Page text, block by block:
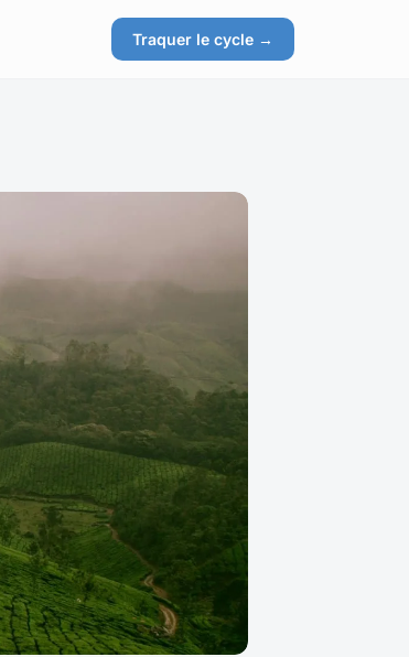
Traquer le cycle →